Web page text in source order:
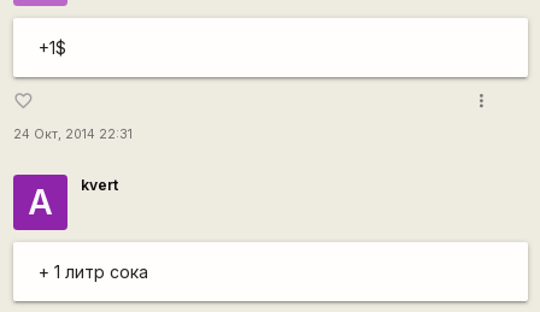
+1$
favorite_border
24 Окт, 2014 22:31
more_vert
А kvert
+ 1 литр сока